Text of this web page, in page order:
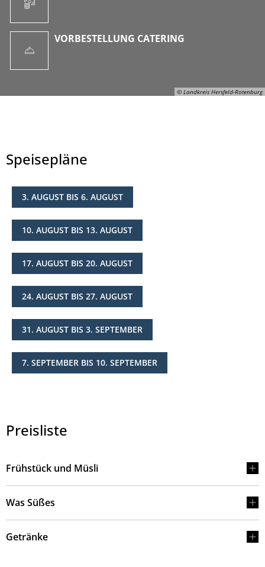
© Landkreis Hersfeld-Rotenburg
VORBESTELLUNG CATERING
Speisepläne
3. AUGUST BIS 6. AUGUST
10. AUGUST BIS 13. AUGUST
17. AUGUST BIS 20. AUGUST
24. AUGUST BIS 27. AUGUST
31. AUGUST BIS 3. SEPTEMBER
7. SEPTEMBER BIS 10. SEPTEMBER
Preisliste
Frühstück und Müsli
Was Süßes
Getränke